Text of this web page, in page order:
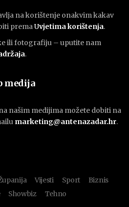
na korištenje onakvim kakav
premaUvjetima korištenja.
ili fotografiju – uputite nam
.
medija
našim medijima možete dobiti na
marketing@antenazadar.hr.
Vijesti Sport
Biznis
Showbiz Tehno